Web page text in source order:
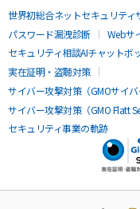
世界初総合ネットセキュリティ
パスワード漏洩診断
Webサ
セキュリティ相談AIチャットボ
実在証明・盗聴対策
サイバー攻撃対策（GMOサイ
サイバー攻撃対策（GMO Flatt
セキュリティ事業の軌跡